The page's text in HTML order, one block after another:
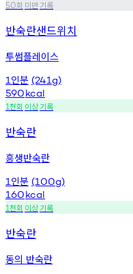
50회 미만기록
반숙란샌드위치
투썸플레이스
1 인분 (241g)
590kcal
1천회 이상기록
반숙란
흥생반숙란
1 인분 (100g)
160kcal
1천회 이상기록
반숙란
동의 반숙란